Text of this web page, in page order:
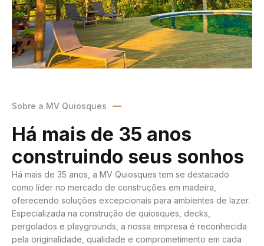
Sobre a MV Quiosques
Há mais de 35 anos
construindo seus sonhos
Há mais de 35 anos, a MV Quiosques tem se destacado
como líder no mercado de construções em madeira,
oferecendo soluções excepcionais para ambientes de lazer.
Especializada na construção de quiosques, decks,
pergolados e playgrounds, a nossa empresa é reconhecida
pela originalidade, qualidade e comprometimento em cada